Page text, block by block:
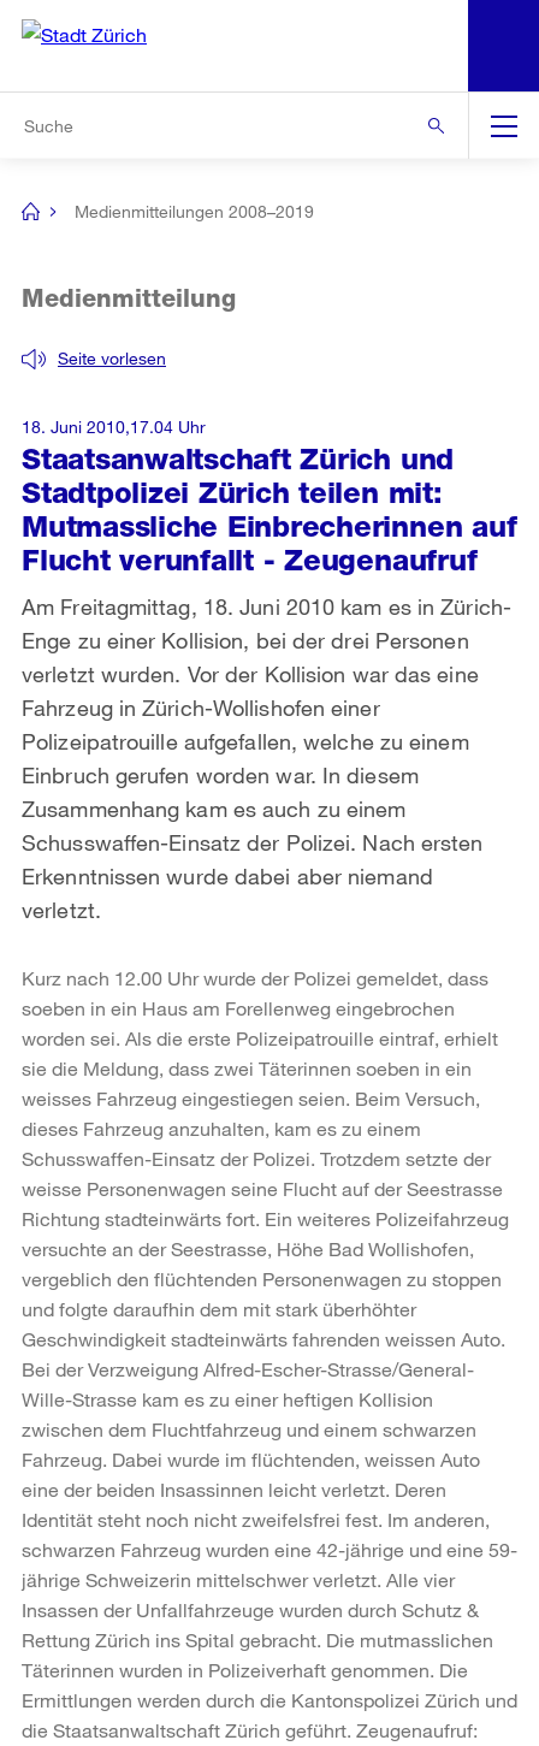
Navigation
[no
Medienmitteilungen 2008–2019
Staatsanwaltschaft Zürich und
Stadtpolizei Zürich teilen mit:
Mutmassliche Einbrecherinnen auf
Flucht verunfallt - Zeugenaufruf
Seite vorlesen
Medienmitteilung
Am Freitagmittag, 18. Juni 2010 kam es in Zürich-
Enge zu einer Kollision, bei der drei Personen
verletzt wurden. Vor der Kollision war das eine
Fahrzeug in Zürich-Wollishofen einer
Polizeipatrouille aufgefallen, welche zu einem
Einbruch gerufen worden war. In diesem
Zusammenhang kam es auch zu einem
Schusswaffen-Einsatz der Polizei. Nach ersten
Erkenntnissen wurde dabei aber niemand
verletzt.
18. Juni 2010,17.04 Uhr
Kurz nach 12.00 Uhr wurde der Polizei gemeldet, dass
soeben in ein Haus am Forellenweg eingebrochen
worden sei. Als die erste Polizeipatrouille eintraf, erhielt
sie die Meldung, dass zwei Täterinnen soeben in ein
weisses Fahrzeug eingestiegen seien. Beim Versuch,
dieses Fahrzeug anzuhalten, kam es zu einem
Schusswaffen-Einsatz der Polizei. Trotzdem setzte der
weisse Personenwagen seine Flucht auf der Seestrasse
Richtung stadteinwärts fort. Ein weiteres Polizeifahrzeug
versuchte an der Seestrasse, Höhe Bad Wollishofen,
vergeblich den flüchtenden Personenwagen zu stoppen
und folgte daraufhin dem mit stark überhöhter
Geschwindigkeit stadteinwärts fahrenden weissen Auto.
Bei der Verzweigung Alfred-Escher-Strasse/General-
Wille-Strasse kam es zu einer heftigen Kollision
zwischen dem Fluchtfahrzeug und einem schwarzen
Fahrzeug. Dabei wurde im flüchtenden, weissen Auto
eine der beiden Insassinnen leicht verletzt. Deren
Identität steht noch nicht zweifelsfrei fest. Im anderen,
schwarzen Fahrzeug wurden eine 42-jährige und eine 59-
jährige Schweizerin mittelschwer verletzt. Alle vier
Insassen der Unfallfahrzeuge wurden durch Schutz &
Rettung Zürich ins Spital gebracht. Die mutmasslichen
Täterinnen wurden in Polizeiverhaft genommen. Die
Ermittlungen werden durch die Kantonspolizei Zürich und
die Staatsanwaltschaft Zürich geführt. Zeugenaufruf: